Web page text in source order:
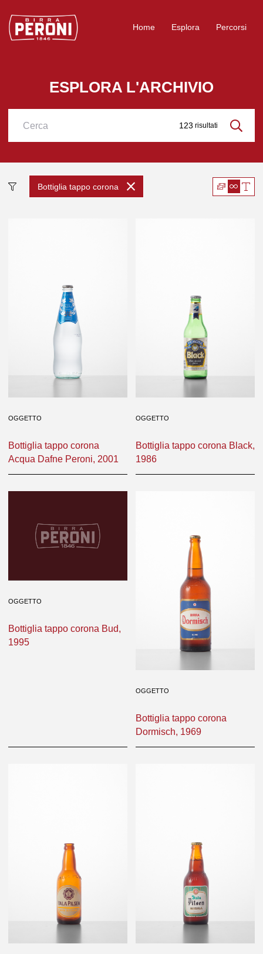
Logo Birra Peroni
Home Esplora Percorsi
ESPLORA L'ARCHIVIO
123 risultati
Cerca
Bottiglia tappo corona
OGGETTO
Bottiglia tappo corona
Acqua Dafne Peroni, 2001
OGGETTO
Bottiglia tappo corona Black,
1986
OGGETTO
Bottiglia tappo corona Bud,
1995
OGGETTO
Bottiglia tappo corona
Dormisch, 1969